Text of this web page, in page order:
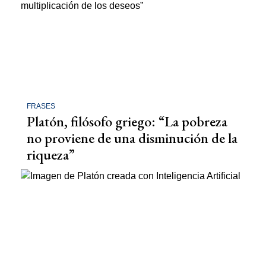
FRASES
Platón, filósofo griego: “La pobreza
no proviene de una disminución de la
riqueza”